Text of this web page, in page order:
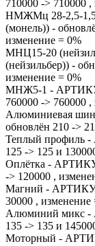
710000 -> 710000
НМЖМц 28-2,5-
(монель)) -
изменение = 0%
МНЦ15-20
(нейзильбер)) -
изменение = 0%
МНЖ5-1 -
760000 -> 760000
Алюминиевая
обновлён 210 ->
Теплый профиль
125 -> 125 и
Оплётка -
-> 120000 ,
Магний -
30000 , изменение
Алюминий микс -
135 -> 135 и
Моторный -